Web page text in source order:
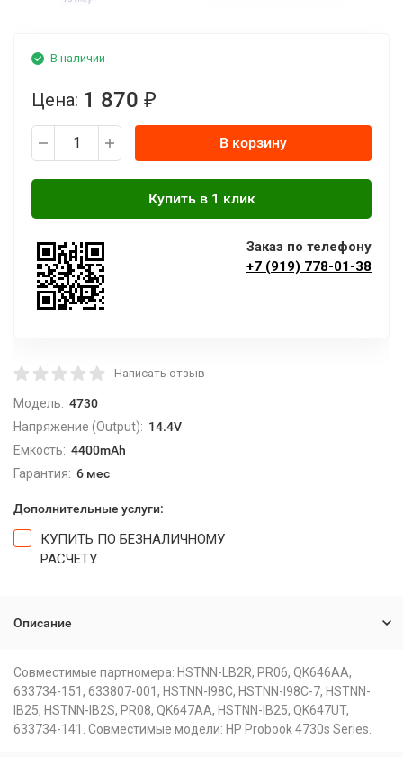
В наличии
Цена: 1 870 ₽
В корзину
Заказ по телефону
+7 (919) 778-01-38
Написать отзыв
Модель: 4730
Напряжение (Output): 14.4V
Емкость: 4400mAh
Гарантия: 6 мес
Дополнительные услуги:
КУПИТЬ ПО БЕЗНАЛИЧНОМУ
РАСЧЕТУ
Описание
Совместимые партномера: HSTNN-LB2R, PR06, QK646AA,
633734-151, 633807-001, HSTNN-I98C, HSTNN-I98C-7, HSTNN-
IB25, HSTNN-IB2S, PR08, QK647AA, HSTNN-IB25, QK647UT,
633734-141. Совместимые модели: HP Probook 4730s Series.